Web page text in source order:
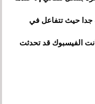
جدا حيث تتفاعل في
الفيسبوك قد تحدثت